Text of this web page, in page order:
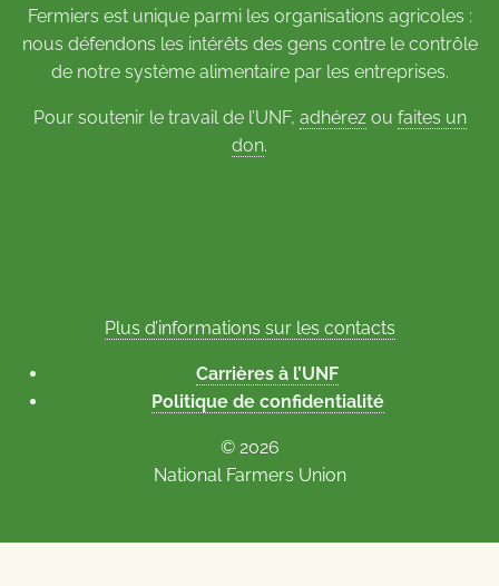
Fermiers est unique parmi les organisations agricoles :
nous défendons les intérêts des gens contre le contrôle
de notre système alimentaire par les entreprises.
Pour soutenir le travail de l’UNF, adhérezou faites un
don.
Plus d’informations sur les contacts
Carrières à l’UNF
Politique de confidentialité
© 2026
National Farmers Union